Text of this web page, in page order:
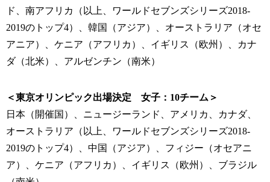
ド、南アフリカ（以上、ワールドセブンズシリーズ2018-
2019のトップ4）、韓国（アジア）、オーストラリア（オセ
アニア）、ケニア（アフリカ）、イギリス（欧州）、カナ
ダ（北米）、アルゼンチン（南米）
＜東京オリンピック出場決定 女子：10チーム＞
日本（開催国）、ニュージーランド、アメリカ、カナダ、
オーストラリア（以上、ワールドセブンズシリーズ2018-
2019のトップ4）、中国（アジア）、フィジー（オセアニ
ア）、ケニア（アフリカ）、イギリス（欧州）、ブラジル